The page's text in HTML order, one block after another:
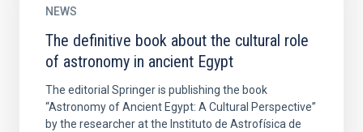
NEWS
The definitive book about the cultural role
of astronomy in ancient Egypt
The editorial Springer is publishing the book
“Astronomy of Ancient Egypt: A Cultural Perspective”
by the researcher at the Instituto de Astrofísica de